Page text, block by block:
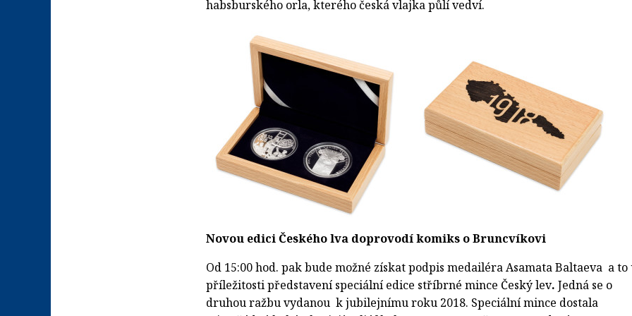
habsburského orla, kterého česká vlajka půlí vedví.
Novou edici Českého lva doprovodí komiks o Bruncvíkovi
Od 15:00 hod. pak bude možné získat podpis medailéra Asamata Baltaeva a to
příležitosti představení speciální edice stříbrné mince Český lev. Jedná se o
druhou ražbu vydanou k jubilejnímu roku 2018. Speciální mince dostala